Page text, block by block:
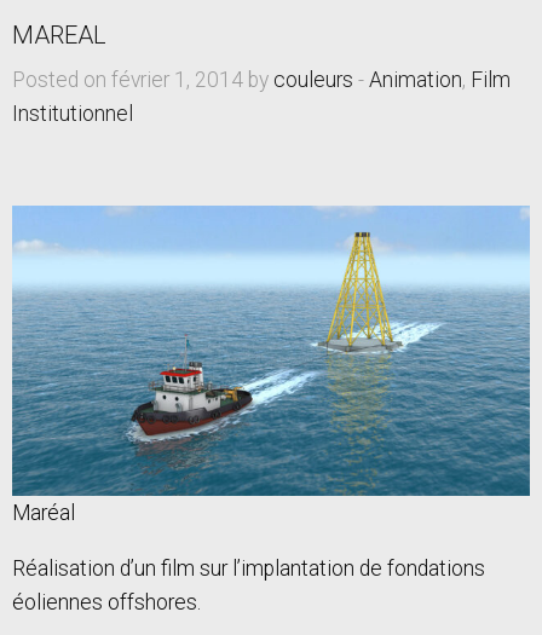
MAREAL
Posted on février 1, 2014 by couleurs - Animation, Film
Institutionnel
Maréal
Réalisation d’un film sur l’implantation de fondations
éoliennes offshores.